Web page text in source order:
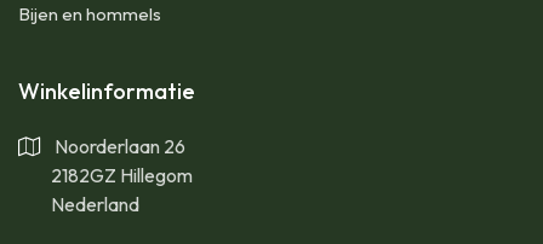
Bijen en hommels
Winkelinformatie
Noorderlaan 26
2182GZ Hillegom
Nederland